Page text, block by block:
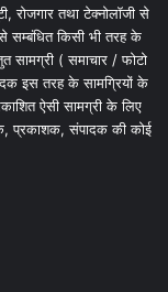
रोजगार तथा टेक्नोलॉजी से
सम्बंधित किसी भी तरह के
सामग्री ( समाचार / फोटो
इस तरह के सामग्रियों के
ऐसी सामग्री के लिए
प्रकाशक, संपादक की कोई